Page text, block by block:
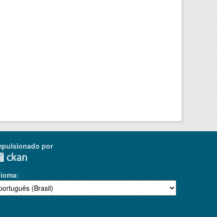
por